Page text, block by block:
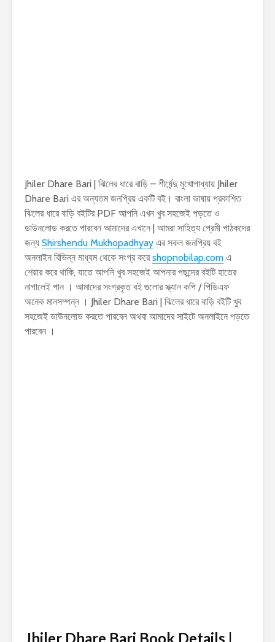
Jhiler Dhare Bari | ঝিলের ধারে বাড়ি – শীর্ষেন্দু মুখোপাধ্যায় Jhiler
Dhare Bari এর অন্যতম জনপ্রিয় একটি বই। বাংলা ভাষায় প্রকাশিত
ঝিলের ধারে বাড়ি বইটির PDF আপনি এখন খুব সহজেই পড়তে ও
ডাউনলোড করতে পারবেন আমাদের এখানে | আমরা সাহিত্য প্রেমী পাঠকদের
জন্য Shirshendu Mukhopadhyay এর সকল জনপ্রিয় বই
অনলাইন বিভিন্ন মাধ্যম থেকে সংগ্র করেshopnobilap.com এ
শেয়ার করে থাকি, যাতে আপনি খুব সহজেই আপনার পছন্দের বইটি হাতের
নাগালেই পান । আমাদের সংগ্রকৃত বই গুলোর স্ক্যান কপি / পিডিএফ
অনেক মানসম্পন্ন । Jhiler Dhare Bari | ঝিলের ধারে বাড়ি বইটি খুব
সহজেই ডাউনলোড করতে পারবেন অথবা আমাদের সাইটে অনলাইনে পড়তে
পারবেন ।
Jhiler Dhare Bari Book Details |